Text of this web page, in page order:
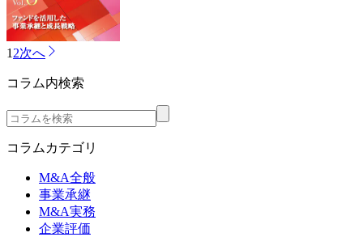
1 2次へ
コラム内検索
コラムカテゴリ
M&A全般
事業承継
M&A実務
企業評価